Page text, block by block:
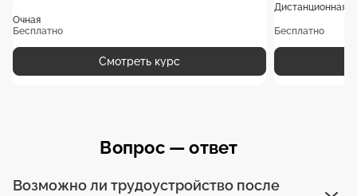
Очная
Бесплатно
Смотреть курс
Дистанционная
Бесплатно
Вопрос — ответ
Возможно ли трудоустройство после